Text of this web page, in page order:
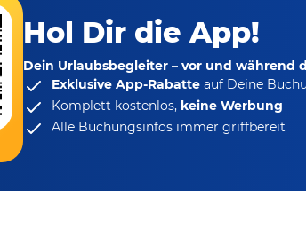
Hol Dir die App!
Dein Urlaubsbegleiter – vor und während
Exklusive App-Rabatte auf Deine
Komplett kostenlos, keine Werbung
Alle Buchungsinfos immer griffbereit